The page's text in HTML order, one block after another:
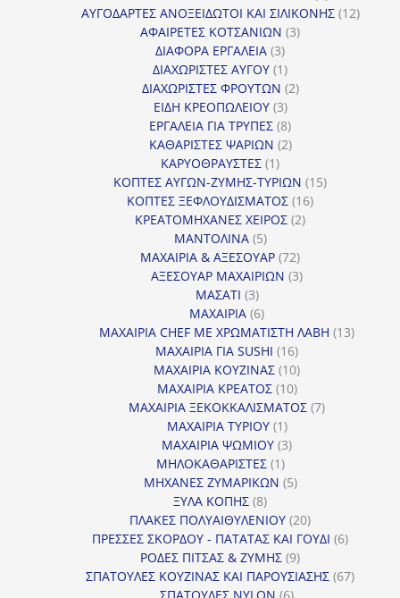
προϊόντα
ΑΥΓΟΔΑΡΤΕΣ ΑΝΟΞΕΙΔΩΤΟΙ ΚΑΙ ΣΙΛΙΚΟΝΗΣ 1212
ΑΦΑΙΡΕΤΕΣ ΚΟΤΣΑΝΙΩΝ 33
ΔΙΑΦΟΡΑ ΕΡΓΑΛΕΙΑ 33
προϊόντα
ΔΙΑΧΩΡΙΣΤΕΣ ΑΥΓΟΥ 11
προϊόν
ΔΙΑΧΩΡΙΣΤΕΣ ΦΡΟΥΤΩΝ 22
ΕΙΔΗ ΚΡΕΟΠΩΛΕΙΟΥ 33
προϊόντα
ΕΡΓΑΛΕΙΑ ΓΙΑ ΤΡΥΠΕΣ 88
προϊόντα
ΚΑΘΑΡΙΣΤΕΣ ΨΑΡΙΩΝ 22
ΚΑΡΥΟΘΡΑΥΣΤΕΣ 11
προϊόν
ΚΟΠΤΕΣ ΑΥΓΩΝ-ΖΥΜΗΣ-ΤΥΡΙΩΝ 1515
ΚΟΠΤΕΣ ΞΕΦΛΟΥΔΙΣΜΑΤΟΣ 1616
ΚΡΕΑΤΟΜΗΧΑΝΕΣ ΧΕΙΡΟΣ 22
ΜΑΝΤΟΛΙΝΑ 55
προϊόντα
ΜΑΧΑΙΡΙΑ & ΑΞΕΣΟΥΑΡ 7272
προϊόντα
ΑΞΕΣΟΥΑΡ ΜΑΧΑΙΡΙΩΝ 33
ΜΑΣΑΤΙ 33
προϊόντα
ΜΑΧΑΙΡΙΑ 66
προϊόντα
ΜΑΧΑΙΡΙΑ CHEF ΜΕ ΧΡΩΜΑΤΙΣΤΗ ΛΑΒΗ 1313
ΜΑΧΑΙΡΙΑ ΓΙΑ SUSHI 1616
προϊόντα
ΜΑΧΑΙΡΙΑ ΚΟΥΖΙΝΑΣ 1010
προϊόντα
ΜΑΧΑΙΡΙΑ ΚΡΕΑΤΟΣ 1010
προϊόντα
ΜΑΧΑΙΡΙΑ ΞΕΚΟΚΚΑΛΙΣΜΑΤΟΣ 77
ΜΑΧΑΙΡΙΑ ΤΥΡΙΟΥ 11
προϊόν
ΜΑΧΑΙΡΙΑ ΨΩΜΙΟΥ 33
ΜΗΛΟΚΑΘΑΡΙΣΤΕΣ 11
προϊόν
ΜΗΧΑΝΕΣ ΖΥΜΑΡΙΚΩΝ 55
ΞΥΛΑ ΚΟΠΗΣ 88
προϊόντα
ΠΛΑΚΕΣ ΠΟΛΥΑΙΘΥΛΕΝΙΟΥ 2020
προϊόντα
ΠΡΕΣΣΕΣ ΣΚΟΡΔΟΥ - ΠΑΤΑΤΑΣ ΚΑΙ ΓΟΥΔΙ 66
ΡΟΔΕΣ ΠΙΤΣΑΣ & ΖΥΜΗΣ 99
προϊόντα
ΣΠΑΤΟΥΛΕΣ ΚΟΥΖΙΝΑΣ ΚΑΙ ΠΑΡΟΥΣΙΑΣΗΣ 6767
ΣΠΑΤΟΥΛΕΣ NYLON 66